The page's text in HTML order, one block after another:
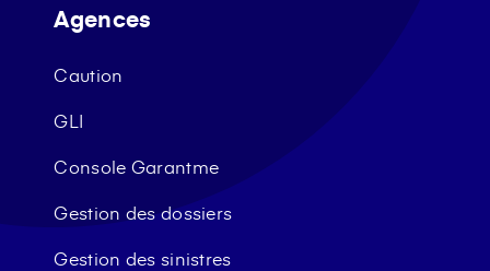
Agences
Caution
GLI
Console Garantme
Gestion des dossiers
Gestion des sinistres